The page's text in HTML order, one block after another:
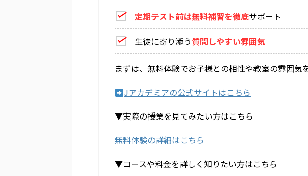
定期テスト前は無料補習を徹底サポート
生徒に寄り添う質問しやすい雰囲気
まずは、無料体験でお子様との相性や教室の雰囲気
Jアカデミアの公式サイトはこちら
▼実際の授業を見てみたい方はこちら
無料体験の詳細はこちら
▼コースや料金を詳しく知りたい方はこちら